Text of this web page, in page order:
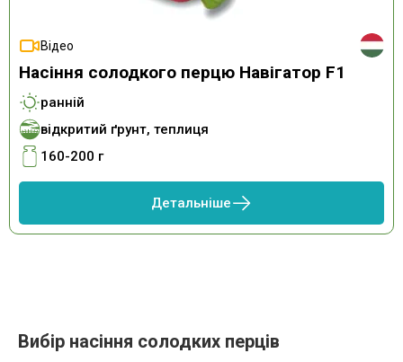
Відео
Насіння солодкого перцю Навігатор F1
ранній
відкритий ґрунт, теплиця
160-200 г
Детальніше
Вибір насіння солодких перців